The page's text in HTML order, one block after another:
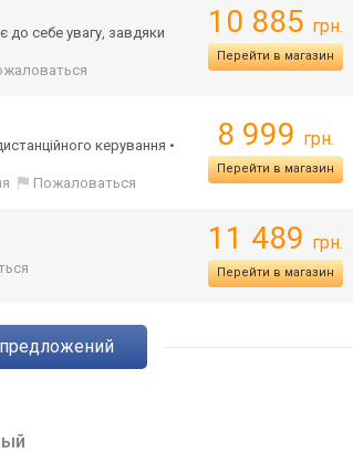
до себе увагу, завдяки
10 885 грн.
Перейти в магазин
керування •
Пожаловаться
8 999 грн.
Перейти в магазин
11 489 грн.
Перейти в магазин
предложений